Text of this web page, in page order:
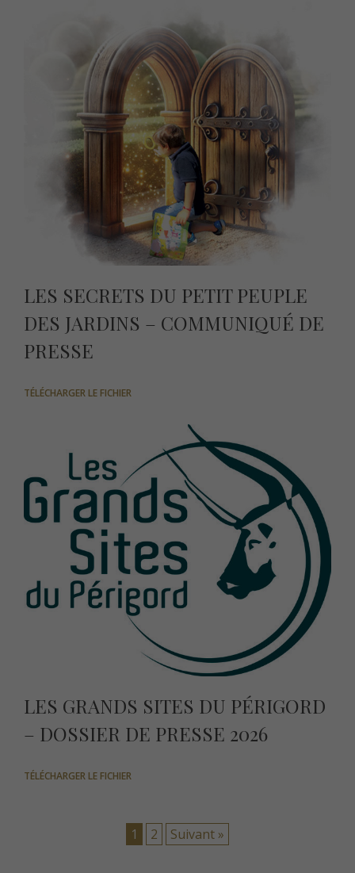
LES SECRETS DU PETIT PEUPLE
DES JARDINS – COMMUNIQUÉ DE
PRESSE
TÉLÉCHARGER LE FICHIER
LES GRANDS SITES DU PÉRIGORD
– DOSSIER DE PRESSE 2026
TÉLÉCHARGER LE FICHIER
1 2 Suivant »